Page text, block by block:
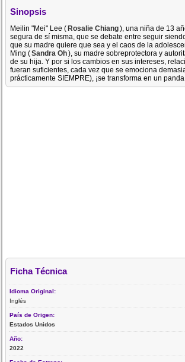
Sinopsis
Meilin "Mei" Lee (Rosalie Chiang), una niña de 13
segura de sí misma, que se debate entre seguir
que su madre quiere que sea y el caos de la
Ming (Sandra Oh), su madre sobreprotectora y
de su hija. Y por si los cambios en sus intereses,
fueran suficientes, cada vez que se emociona
prácticamente SIEMPRE), ¡se transforma en un
Ficha Técnica
Idioma Original:
Inglés
País de Origen:
Estados Unidos
Año:
2022